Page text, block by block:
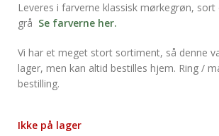
Leveres i farverne klassisk mørkegrøn,
grå Se farverne her.
Vi har et meget stort sortiment, så denne
lager, men kan altid bestilles hjem. Ring /
bestilling.
Ikke på lager